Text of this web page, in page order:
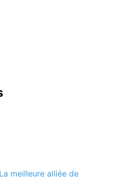
La meilleure alliée de